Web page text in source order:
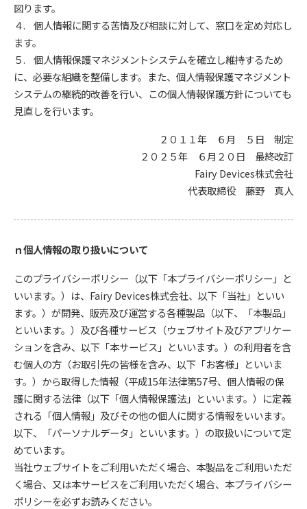
図ります。
４. 個人情報に関する苦情及び相談に対して、窓口を定め対応し
ます。
５. 個人情報保護マネジメントシステムを確立し維持するため
に、必要な組織を整備します。また、個人情報保護マネジメント
システムの継続的改善を行い、この個人情報保護方針についても
見直しを行います。
２０１１年 ６月 ５日 制定
２０２５年 ６月２０日 最終改訂
Fairy Devices株式会社
代表取締役 藤野 真人
ｎ個人情報の取り扱いについて
このプライバシーポリシー（以下「本プライバシーポリシー」と
いいます。）は、Fairy Devices株式会社、以下「当社」といい
ます。）が開発、販売及び運営する各種製品（以下、「本製品」
といいます。）及び各種サービス（ウェブサイト及びアプリケー
ションを含み、以下「本サービス」といいます。）の利用者を含
む個人の方（お取引先の皆様を含み、以下「お客様」といいま
す。）から取得した情報（平成15年法律第57号、個人情報の保
護に関する法律（以下「個人情報保護法」といいます。）に定義
される「個人情報」及びその他の個人に関する情報をいいます。
以下、「パーソナルデータ」といいます。）の取扱いについて定
めています。
当社ウェブサイトをご利用いただく場合、本製品をご利用いただ
く場合、又は本サービスをご利用いただく場合、本プライバシー
ポリシーを必ずお読みください。